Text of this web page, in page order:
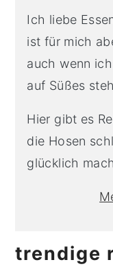
Ich liebe
ist für mich
auch wenn
auf Süßes
Hier gibt es
die Hosen
glücklich
trendige